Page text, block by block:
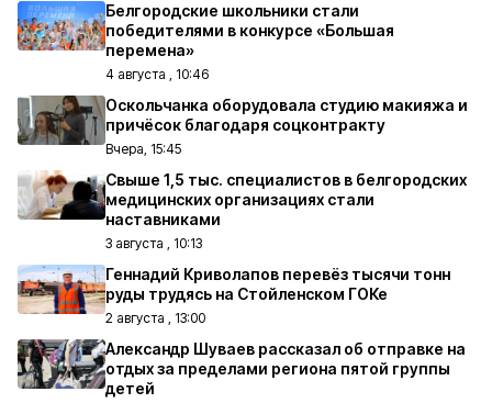
Белгородские школьники стали
победителями в конкурсе «Большая
перемена»
4 августа , 10:46
Оскольчанка оборудовала студию макияжа и
причёсок благодаря соцконтракту
Вчера, 15:45
Свыше 1,5 тыс. специалистов в белгородских
медицинских организациях стали
наставниками
3 августа , 10:13
Геннадий Криволапов перевёз тысячи тонн
руды трудясь на Стойленском ГОКе
2 августа , 13:00
Александр Шуваев рассказал об отправке на
отдых за пределами региона пятой группы
детей